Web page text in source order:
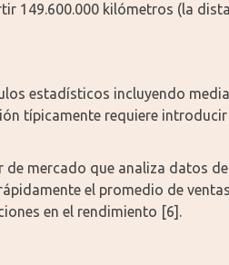
149.600.000 kilómetros (la
estadísticos incluyendo
típicamente requiere
de mercado que analiza datos
el promedio de
en el rendimiento [6].